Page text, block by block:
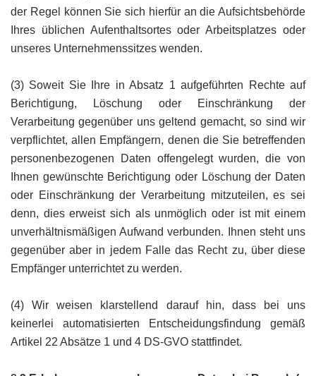
der Regel können Sie sich hierfür an die Aufsichtsbehörde
Ihres üblichen Aufenthaltsortes oder Arbeitsplatzes oder
unseres Unternehmenssitzes wenden.
(3) Soweit Sie Ihre in Absatz 1 aufgeführten Rechte auf
Berichtigung, Löschung oder Einschränkung der
Verarbeitung gegenüber uns geltend gemacht, so sind wir
verpflichtet, allen Empfängern, denen die Sie betreffenden
personenbezogenen Daten offengelegt wurden, die von
Ihnen gewünschte Berichtigung oder Löschung der Daten
oder Einschränkung der Verarbeitung mitzuteilen, es sei
denn, dies erweist sich als unmöglich oder ist mit einem
unverhältnismäßigen Aufwand verbunden. Ihnen steht uns
gegenüber aber in jedem Falle das Recht zu, über diese
Empfänger unterrichtet zu werden.
(4) Wir weisen klarstellend darauf hin, dass bei uns
keinerlei automatisierten Entscheidungsfindung gemäß
Artikel 22 Absätze 1 und 4 DS-GVO stattfindet.